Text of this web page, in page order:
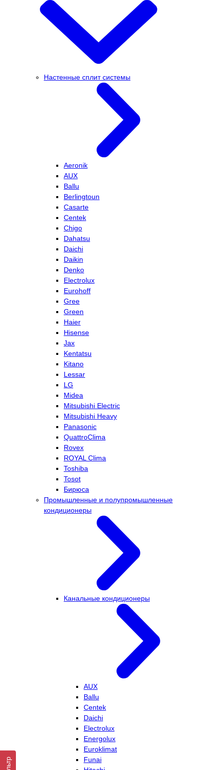
Настенные сплит системы
Aeronik
AUX
Ballu
Berlingtoun
Casarte
Centek
Chigo
Dahatsu
Daichi
Daikin
Denko
Electrolux
Eurohoff
Gree
Green
Haier
Hisense
Jax
Kentatsu
Kitano
Lessar
LG
Midea
Mitsubishi Electric
Mitsubishi Heavy
Panasonic
QuattroClima
Rovex
ROYAL Clima
Toshiba
Tosot
Бирюса
Промышленные и полупромышленные
кондиционеры
Канальные кондиционеры
AUX
Ballu
Centek
Daichi
Electrolux
Energolux
Euroklimat
Funai